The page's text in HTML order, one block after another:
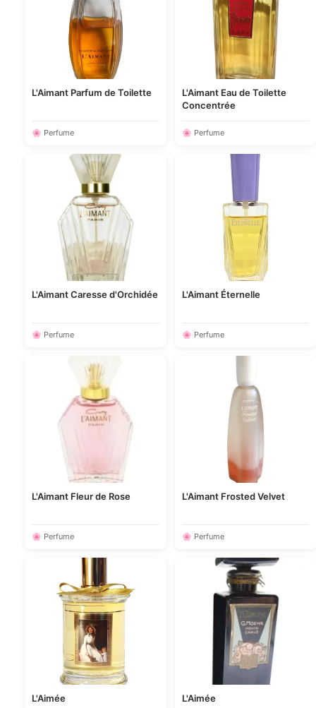
L'Aimant Parfum de Toilette
🌸 Perfume
L'Aimant Eau de Toilette
Concentrée
🌸 Perfume
L'Aimant Caresse d'Orchidée
🌸 Perfume
L'Aimant Éternelle
🌸 Perfume
L'Aimant Fleur de Rose
🌸 Perfume
L'Aimant Frosted Velvet
🌸 Perfume
L'Aimée L'Aimée